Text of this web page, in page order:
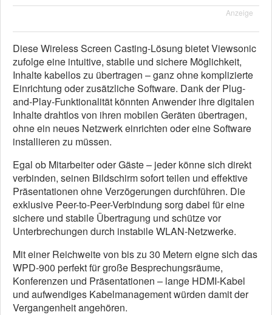
Anzeige
Diese Wireless Screen Casting-Lösung bietet Viewsonic
zufolge eine intuitive, stabile und sichere Möglichkeit,
Inhalte kabellos zu übertragen – ganz ohne komplizierte
Einrichtung oder zusätzliche Software. Dank der Plug-
and-Play-Funktionalität könnten Anwender ihre digitalen
Inhalte drahtlos von ihren mobilen Geräten übertragen,
ohne ein neues Netzwerk einrichten oder eine Software
installieren zu müssen.
Egal ob Mitarbeiter oder Gäste – jeder könne sich direkt
verbinden, seinen Bildschirm sofort teilen und effektive
Präsentationen ohne Verzögerungen durchführen. Die
exklusive Peer-to-Peer-Verbindung sorg dabei für eine
sichere und stabile Übertragung und schütze vor
Unterbrechungen durch instabile WLAN-Netzwerke.
Mit einer Reichweite von bis zu 30 Metern eigne sich das
WPD-900 perfekt für große Besprechungsräume,
Konferenzen und Präsentationen – lange HDMI-Kabel
und aufwendiges Kabelmanagement würden damit der
Vergangenheit angehören.